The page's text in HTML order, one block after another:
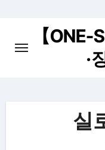
【ONE-
·
실